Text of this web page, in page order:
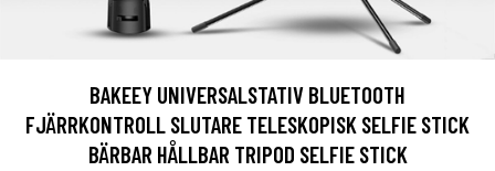
BAKEEY UNIVERSALSTATIV BLUETOOTH
FJÄRRKONTROLL SLUTARE TELESKOPISK SELFIE STICK
BÄRBAR HÅLLBAR TRIPOD SELFIE STICK